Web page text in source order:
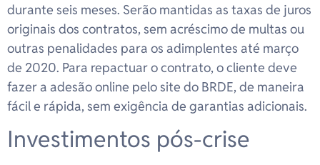
durante seis meses. Serão mantidas as taxas de juros
originais dos contratos, sem acréscimo de multas ou
outras penalidades para os adimplentes até março
de 2020. Para repactuar o contrato, o cliente deve
fazer a adesão online pelo site do BRDE, de maneira
fácil e rápida, sem exigência de garantias adicionais.
Investimentos pós-crise